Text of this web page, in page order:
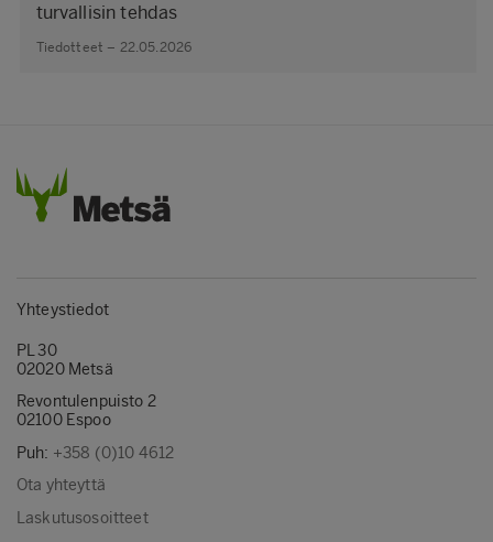
turvallisin tehdas
Tiedotteet – 22.05.2026
Yhteystiedot
PL 30
02020 Metsä
Revontulenpuisto 2
02100 Espoo
Puh: +358 (0)10 4612
Ota yhteyttä
Laskutusosoitteet